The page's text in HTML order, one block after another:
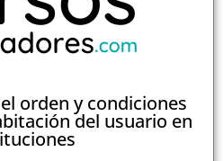
orden y condiciones
del usuario en